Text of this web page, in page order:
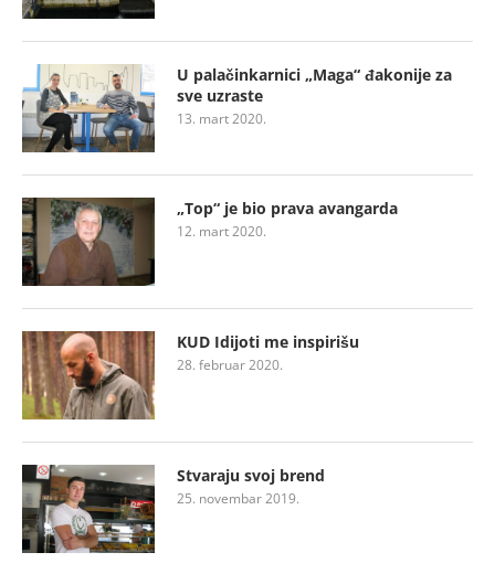
U palačinkarnici „Maga“ đakonije za
sve uzraste
13. mart 2020.
„Top“ je bio prava avangarda
12. mart 2020.
KUD Idijoti me inspirišu
28. februar 2020.
Stvaraju svoj brend
25. novembar 2019.